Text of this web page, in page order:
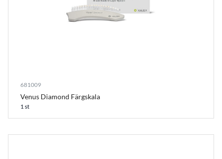
681009
Venus Diamond Färgskala
1 st